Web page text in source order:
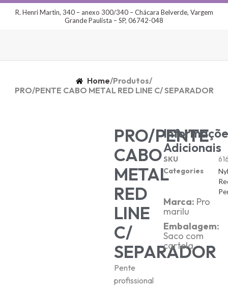
R. Henri Martin, 340 – anexo 300/340 – Chácara Belverde, Vargem
Grande Paulista – SP, 06742-048
Home/Produtos/
PRO/PENTE CABO METAL RED LINE C/ SEPARADOR
PRO/PENTE
CABO
METAL
RED
LINE
C/
SEPARADOR
Pente
profissional
Adicionais
SKU
Categories
Marca: Pro
marilu
Embalagem:
Saco com
cartela